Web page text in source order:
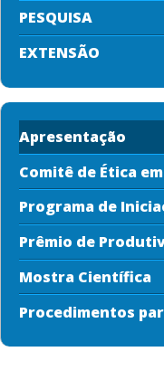
PESQUISA
EXTENSÃO
Apresentação
Comitê de Ética
Programa de
Prêmio de
Mostra Científica
Procedimentos